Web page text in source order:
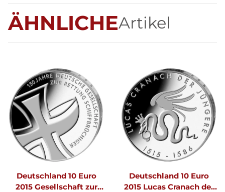
ÄHNLICHEArtikel
Deutschland 10 Euro
2015 Gesellschaft zur
Deutschland 10 Euro
2015 Lucas Cranach der